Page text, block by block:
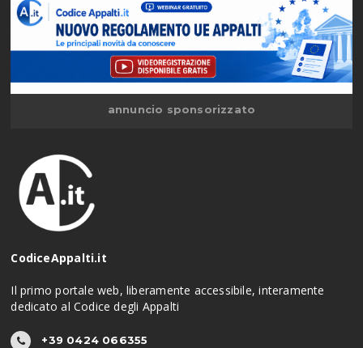
annuncio sponsorizzato
CodiceAppalti.it
Il primo portale web, liberamente accessibile, interamente
dedicato al Codice degli Appalti
+39 0424 066355